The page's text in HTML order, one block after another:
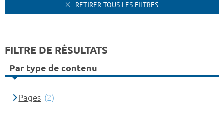
RETIRER TOUS LES FILTRES
FILTRE DE RÉSULTATS
Par type de contenu
Pages (2)